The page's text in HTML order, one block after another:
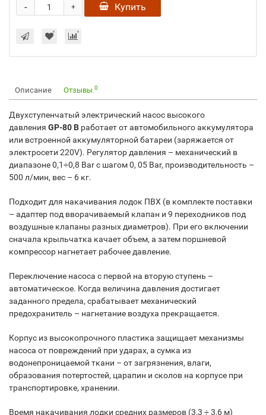
+
- Купить
Описание Отзывы 0
Двухступенчатый электрический насос высокого
давления GP-80 B работает от автомобильного аккумулятора
или встроенной аккумуляторной батареи (заряжается от
электросети 220V). Регулятор давления – механический в
диапазоне 0,1÷0,8 Bar с шагом 0, 05 Bar, производительность –
500 л/мин, вес – 6 кг.
Подходит для накачивания лодок ПВХ (в комплекте поставки
– адаптер под вворачиваемый клапан и 9 переходников под
воздушные клапаны разных диаметров). При его включении
сначала крыльчатка качает объем, а затем поршневой
компрессор нагнетает рабочее давление.
Переключение насоса с первой на вторую ступень –
автоматическое. Когда величина давления достигает
заданного предела, срабатывает механический
предохранитель – нагнетание воздуха прекращается.
Корпус из высокопрочного пластика защищает механизмы
насоса от повреждений при ударах, а сумка из
водонепроницаемой ткани – от загрязнения, влаги,
образования потертостей, царапин и сколов на корпусе при
транспортировке, хранении.
Время накачивания лодки средних размеров (3,3 ÷ 3,6 м)